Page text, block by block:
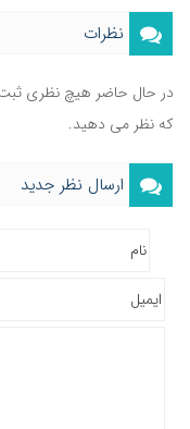
نظرات
در حال حاضر هیچ نظری ثبت
که نظر می دهید.
ارسال نظر جدید